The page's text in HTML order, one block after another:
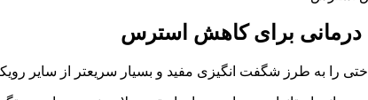
درمانی برای کاهش استرس
را به طرز شگفت انگیزی مفید و بسیار سریعتر از سایر